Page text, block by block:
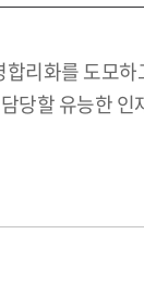
리화를 도모
당할 유능한